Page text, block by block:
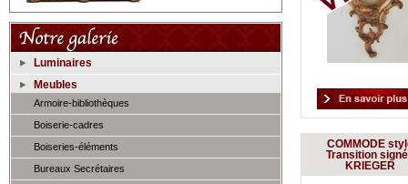
Luminaires
Meubles
Armoire-bibliothèques
Boiserie-cadres
Boiseries-éléments
Bureaux Secrétaires
COMMODE
Transition
KRIEGER